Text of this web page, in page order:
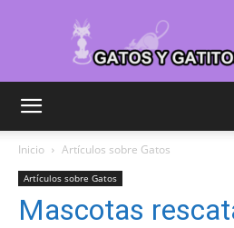
Inicio Artículos sobre Gatos
Artículos sobre Gatos
Mascotas